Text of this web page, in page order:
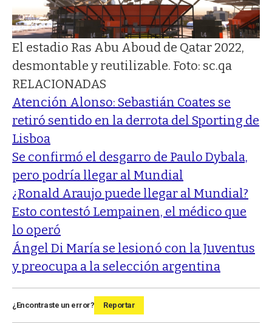
El estadio Ras Abu Aboud de Qatar 2022,
desmontable y reutilizable. Foto: sc.qa
RELACIONADAS
Atención Alonso: Sebastián Coates se
retiró sentido en la derrota del Sporting de
Lisboa
Se confirmó el desgarro de Paulo Dybala,
pero podría llegar al Mundial
¿Ronald Araujo puede llegar al Mundial?
Esto contestó Lempainen, el médico que
lo operó
Ángel Di María se lesionó con la Juventus
y preocupa a la selección argentina
¿Encontraste un error? Reportar